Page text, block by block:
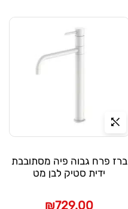
ברז פרח גבוה פיה מסתובבת
ידית סטיק לבן מט
₪729.00